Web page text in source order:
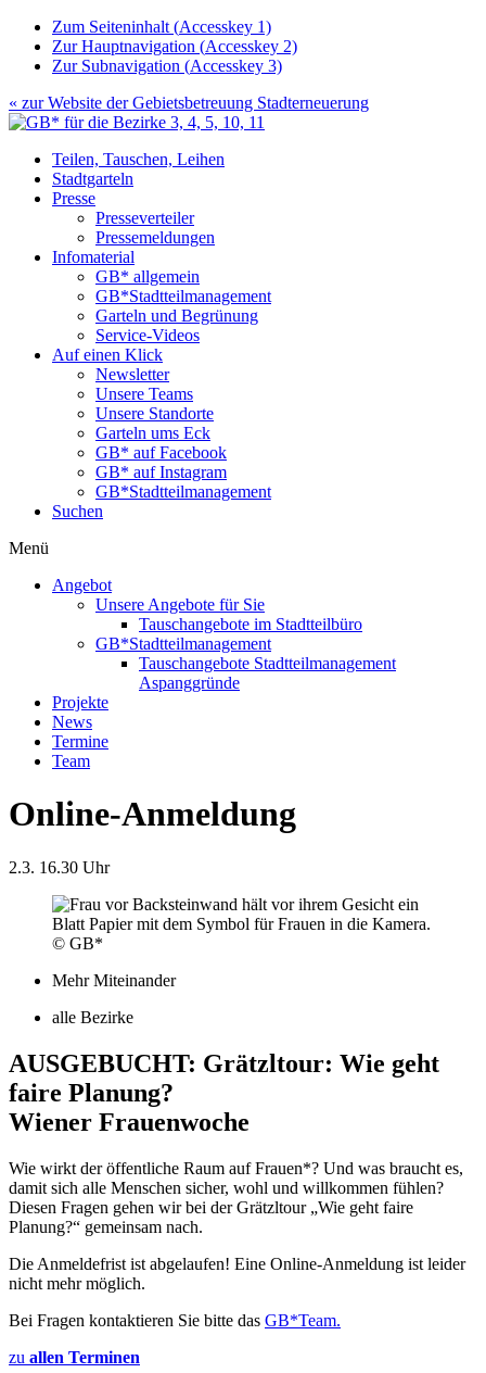
Zum Seiteninhalt (Accesskey 1)
Zur Hauptnavigation (Accesskey 2)
Zur Subnavigation (Accesskey 3)
« zur Website derGebietsbetreuung Stadterneuerung
Teilen, Tauschen, Leihen
Stadtgarteln
Presse
Presseverteiler
Pressemeldungen
Infomaterial
GB* allgemein
GB*Stadtteilmanagement
Garteln und Begrünung
Service-Videos
Auf einen Klick
Newsletter
Unsere Teams
Unsere Standorte
Garteln ums Eck
GB* auf Facebook
GB* auf Instagram
GB*Stadtteilmanagement
Suchen
Menü
Angebot
Unsere Angebote für Sie
Tauschangebote im Stadtteilbüro
GB*Stadtteilmanagement
Tauschangebote Stadtteilmanagement
Aspanggründe
Projekte
News
Termine
Team
Online-Anmeldung
2.3. 16.30 Uhr
© GB*
Mehr Miteinander
alle Bezirke
AUSGEBUCHT: Grätzltour: Wie geht
faire Planung?
Wiener Frauenwoche
Wie wirkt der öffentliche Raum auf Frauen*? Und was braucht es,
damit sich alle Menschen sicher, wohl und willkommen fühlen?
Diesen Fragen gehen wir bei der Grätzltour „Wie geht faire
Planung?“ gemeinsam nach.
Die Anmeldefrist ist abgelaufen! Eine Online-Anmeldung ist leider
nicht mehr möglich.
Bei Fragen kontaktieren Sie bitte das GB*Team.
zu allen Terminen